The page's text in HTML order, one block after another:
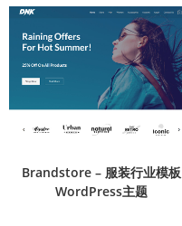
Brandstore – 服装行业模板
WordPress主题